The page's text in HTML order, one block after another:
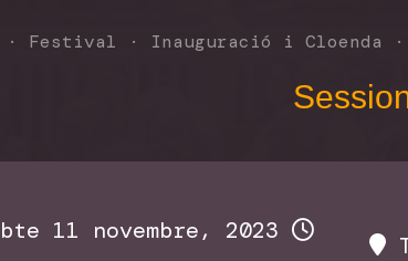
· Festival · Inauguració i Cloenda ·
11 novembre, 2023